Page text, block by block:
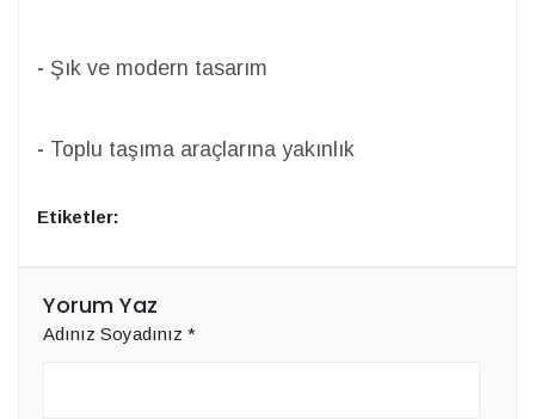
- Şık ve modern tasarım
- Toplu taşıma araçlarına yakınlık
Etiketler:
Yorum Yaz
Adınız Soyadınız *